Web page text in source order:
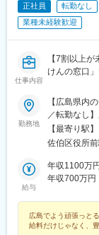
正社員 転勤なし
業種未経験歓迎
仕事内容
【7割以上
けんの窓口
勤務地
【広島県内
／転勤なし
舗例＞■サ
ンリブ五日
ピングモー
を楽しめま
募集も事業
ながら、一
やご家族の
【最寄り駅】
佐伯区役所
給与
年収1100万
年収700万円
広島でよう頑張っと
給料だけじゃなく、